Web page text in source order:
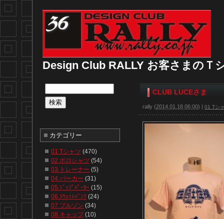
Design Club RALLY お客さまのＴ
CLUB LUCEさま
rally (2014.01.18 06:00) | 01 Tシ
カテゴリー
01 Tシャツ (470)
02 ポロシャツ (54)
03 トレーナー (5)
04 パーカー (31)
05 ｼﾞｯﾌﾟﾊﾟｰｶｰ (15)
06 ｽｳｪｯﾄﾊﾟﾝﾂ (24)
07 ブルゾン (34)
08 キャップ(10)